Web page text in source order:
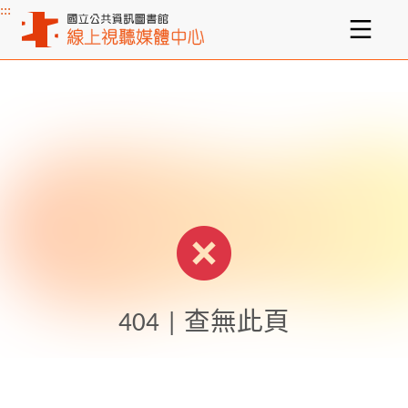
主要內容區塊
:::
404 | 查無此頁